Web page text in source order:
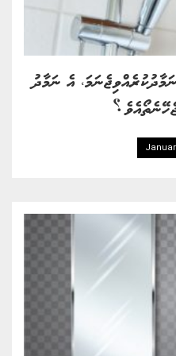
އެ ނަމާދު